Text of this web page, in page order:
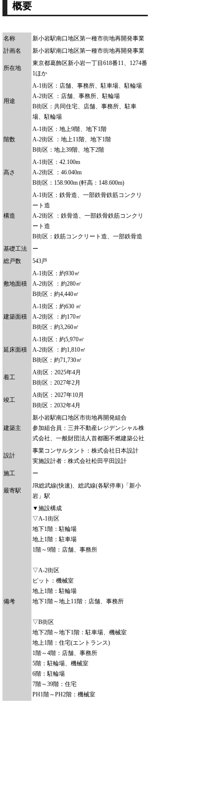
概要
名称
新小岩駅南口地区第一種市街地再開発事業
計画名
新小岩駅南口地区第一種市街地再開発事業
所在地
東京都葛飾区新小岩一丁目618番11、1274番
1ほか
用途
A-1街区：店舗、事務所、駐車場、駐輪場
A-2街区 ：店舗、事務所、駐輪場
B街区：共同住宅、店舗、事務所、駐車
場、駐輪場
階数
A-1街区：地上9階、地下1階
A-2街区 ：地上11階、地下1階
B街区：地上39階、地下2階
高さ
A-1街区：42.100m
A-2街区 ：46.040m
B街区：158.900m (軒高：148.600m)
構造
A-1街区：鉄骨造、一部鉄骨鉄筋コンクリ
ート造
A-2街区 ：鉄骨造、一部鉄骨鉄筋コンクリ
ート造
B街区：鉄筋コンクリート造、一部鉄骨造
基礎工法
ー
総戸数
543戸
敷地面積
A-1街区：約930㎡
A-2街区 ：約280㎡
B街区：約4,440㎡
建築面積
A-1街区：約630 ㎡
A-2街区 ：約170㎡
B街区：約3,260㎡
延床面積
A-1街区：約5,970㎡
A-2街区 ：約1,810㎡
B街区：約71,730㎡
着工
A街区：2025年4月
B街区：2027年2月
竣工
A街区：2027年10月
B街区：2032年4月
建築主
新小岩駅南口地区市街地再開発組合
参加組合員：三井不動産レジデンシャル株
式会社、一般財団法人首都圏不燃建築公社
設計
事業コンサルタント：株式会社日本設計
実施設計者：株式会社松田平田設計
施工
ー
最寄駅
JR総武線(快速)、総武線(各駅停車)「新小
岩」駅
備考
▼施設構成
▽A-1街区
地下1階：駐輪場
地上1階：駐車場
1階～9階：店舗、事務所
▽A-2街区
ピット：機械室
地上1階：駐輪場
地下1階～地上11階：店舗、事務所
▽B街区
地下2階～地下1階：駐車場、機械室
地上1階：住宅(エントランス)
1階～4階：店舗、事務所
5階：駐輪場、機械室
6階：駐輪場
7階～39階：住宅
PH1階～PH2階：機械室